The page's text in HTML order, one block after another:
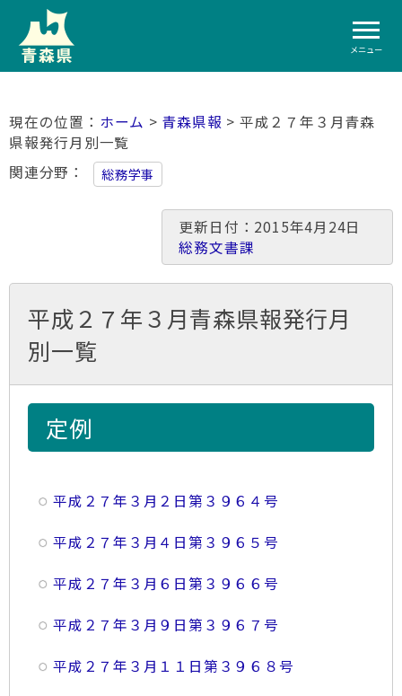
メニュー
ホーム > 青森県報 > 平成２７年３月青森
県報発行月別一覧
関連分野
総務学事
更新日付：2015年4月24日
総務文書課
平成２７年３月青森県報発行月
別一覧
定例
平成２７年３月２日第３９６４号
平成２７年３月４日第３９６５号
平成２７年３月６日第３９６６号
平成２７年３月９日第３９６７号
平成２７年３月１１日第３９６８号